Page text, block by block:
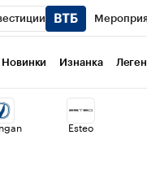
клуб
контрагентов
Новинки Изнанка
Esteo